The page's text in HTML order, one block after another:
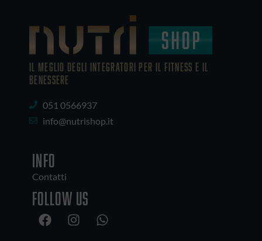
IL MEGLIO DEGLI Integratori PER IL FITNESS E IL
BENESSERE
051 0566937
info@nutrishop.it
INFO
Contatti
Follow us